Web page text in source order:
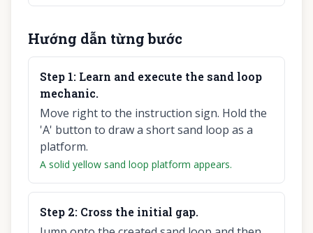
Hướng dẫn từng bước
Step 1: Learn and execute the sand loop
mechanic.
Move right to the instruction sign. Hold the
'A' button to draw a short sand loop as a
platform.
A solid yellow sand loop platform appears.
Step 2: Cross the initial gap.